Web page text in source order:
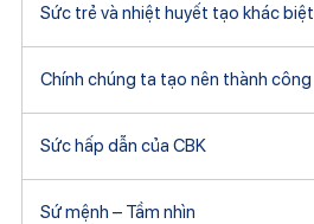
Sức trẻ và nhiệt huyết tạo khác biệt
Chính chúng ta tạo nên thành công
Sức hấp dẫn của CBK
Sứ mệnh – Tầm nhìn